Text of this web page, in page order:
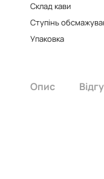
Склад кави
Ступінь
Упаковка
Опис